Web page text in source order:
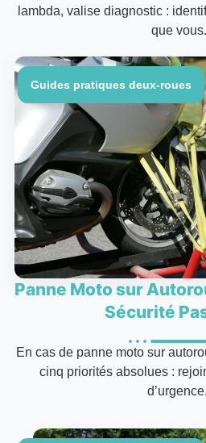
lambda, valise diagnostic :
que
Guides pratiques deux-roues
Panne Moto sur
Sécurité
En cas de panne moto sur
cinq priorités absolues :